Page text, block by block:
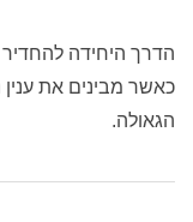
הדרך היחידה
כאשר מבינים את
הגאולה.